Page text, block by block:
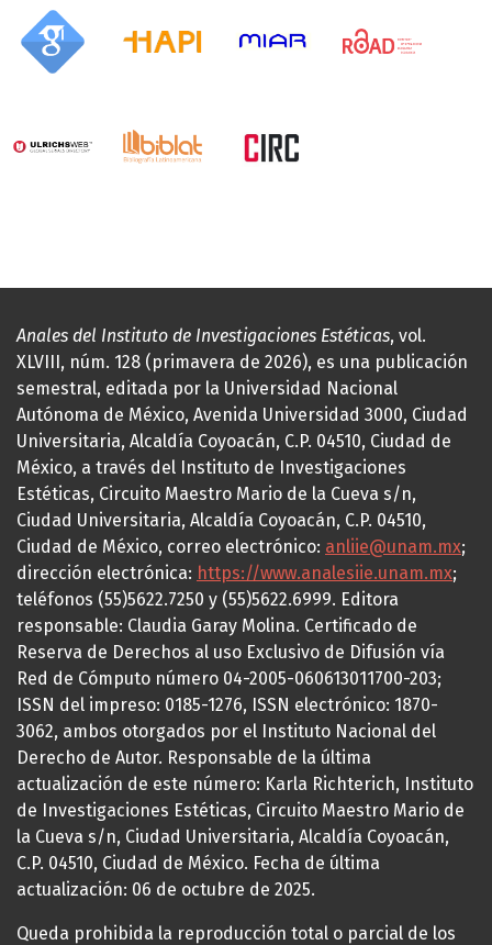
Anales del Instituto de Investigaciones Estéticas, vol.
XLVIII, núm. 128 (primavera de 2026), es una publicación
semestral, editada por la Universidad Nacional
Autónoma de México, Avenida Universidad 3000, Ciudad
Universitaria, Alcaldía Coyoacán, C.P. 04510, Ciudad de
México, a través del Instituto de Investigaciones
Estéticas, Circuito Maestro Mario de la Cueva s/n,
Ciudad Universitaria, Alcaldía Coyoacán, C.P. 04510,
Ciudad de México, correo electrónico: anliie@unam.mx;
dirección electrónica: https://www.analesiie.unam.mx;
teléfonos (55)5622.7250 y (55)5622.6999. Editora
responsable: Claudia Garay Molina. Certificado de
Reserva de Derechos al uso Exclusivo de Difusión vía
Red de Cómputo número 04-2005-060613011700-203;
ISSN del impreso: 0185-1276, ISSN electrónico: 1870-
3062, ambos otorgados por el Instituto Nacional del
Derecho de Autor. Responsable de la última
actualización de este número: Karla Richterich, Instituto
de Investigaciones Estéticas, Circuito Maestro Mario de
la Cueva s/n, Ciudad Universitaria, Alcaldía Coyoacán,
C.P. 04510, Ciudad de México. Fecha de última
actualización: 06 de octubre de 2025.
Queda prohibida la reproducción total o parcial de los